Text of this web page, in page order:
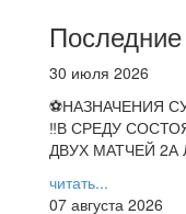
30 июля 2026
⚽НАЗНАЧЕНИЯ
‼В СРЕДУ
ДВУХ МАТЧЕЙ
читать...
07 августа 2026